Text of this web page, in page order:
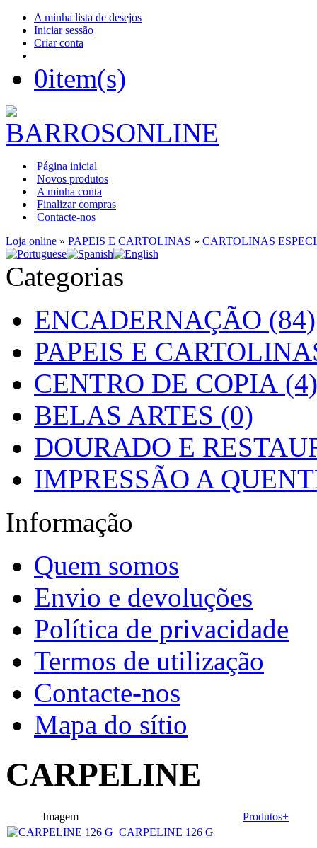
A minha lista de desejos
Iniciar sessão
Criar conta
0item(s)
Página inicial
Novos produtos
A minha conta
Finalizar compras
Contacte-nos
Loja online » PAPEIS E CARTOLINAS » CARTOLINAS
Categorias
ENCADERNAÇÃO (84)
PAPEIS E
CENTRO DE COPIA (4)
BELAS ARTES (0)
DOURADO E
IMPRESSÃO A
Informação
Quem somos
Envio e devoluções
Política de privacidade
Termos de utilização
Contacte-nos
Mapa do sítio
CARPELINE
Imagem
Produtos+
CARPELINE 126 G